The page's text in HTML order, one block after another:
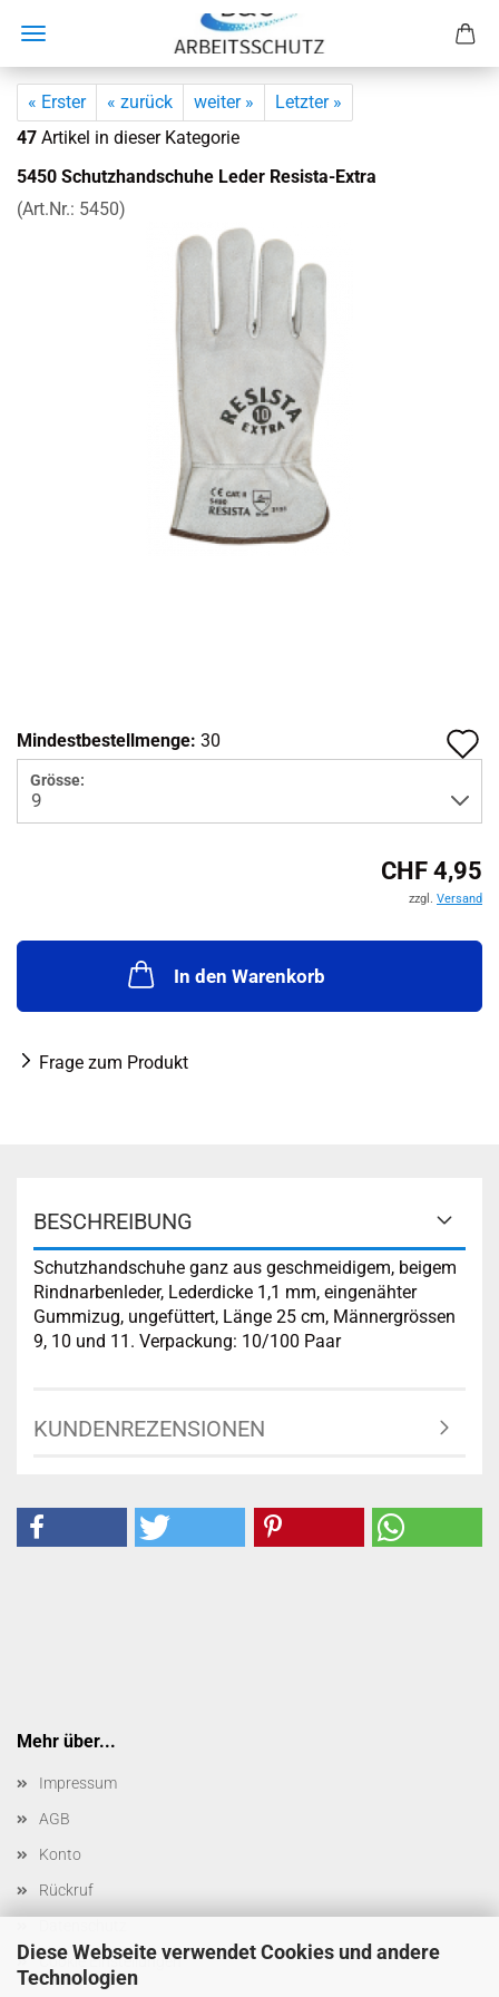
Diese Webseite verwendet Cookies und andere
Technologien
« Erster « zurück weiter »
Letzter »
47 Artikel in dieser Kategorie
5450 Schutz­hand­schu­he Leder Resista-​Extra
(Art.Nr.: 5450)
Mindestbestellmenge: 30
Grösse:
CHF 4,95
zzgl. Versand
In den Warenkorb
Frage zum Produkt
BESCHREIBUNG
Schutzhandschuhe ganz aus geschmeidigem, beigem
Rindnarbenleder, Lederdicke 1,1 mm, eingenähter
Gummizug, ungefüttert, Länge 25 cm, Männergrössen
9, 10 und 11. Verpackung: 10/100 Paar
KUNDENREZENSIONEN
Mehr über...
Impressum
AGB
Konto
Rückruf
Cookie Einstellungen